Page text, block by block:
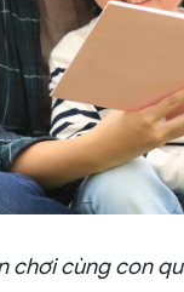
chơi cùng con